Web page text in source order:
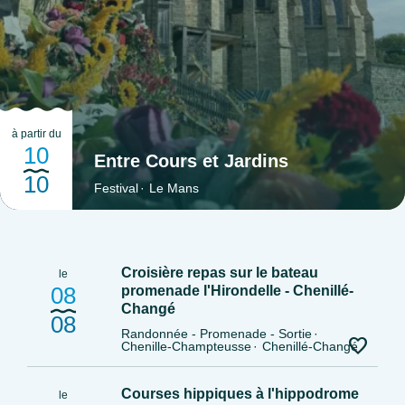
bateau. Nous rentrons dans l’écluse tout doucement. Une
fois bien placé, moteur allumé au point mort, nous attrapons
les cordes pour maintenir le bateau droit durant la montée ou
la descente de l’eau. Nous attendons que les portes soient
ouvertes pour lâcher les cordes et reprendre la navigation.Si
vous rencontrez une écluse sans éclusier, c’est à vous de
descendre du bateau afin d’ouvrir vous-même les portes.
Vous pourrez remonter sur le bateau depuis le ponton juste
après l’écluse.&nbsp;&nbsp;La vie à bord&nbsp;Il est certain
sur les heures d'ouverture des écluses, soit 9h -
19h.&nbsp;Ca nous permettait de prendre le temps de
savourer le petit-déjeuner, à l'intérieur puisque la rosée du
matin était bien présente en juin, et se doucher
à partir du
10
10
Entre Cours et Jardins
Festival Le Mans
le
08
08
Croisière repas sur le bateau
promenade l'Hirondelle - Chenillé-
Changé
Randonnée - Promenade - Sortie
Chenille-Champteusse
Chenillé-Changé
le
Courses hippiques à l'hippodrome